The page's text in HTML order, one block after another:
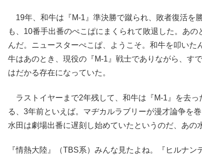
19年、和牛は『M-1』準決勝で蹴られ、敗者復活を
も、10番手出番のぺこぱにまくられて敗退した。あの
んだ。ニュースターぺこぱ、ようこそ。和牛を叩いた
牛はあのとき、現役の『M-1』戦士でありながら、す
はだかる存在になっていた。
ラストイヤーまで2年残して、和牛は『M-1』を去っ
る、3年前といえば。マヂカルラブリーが漫才論争を
水田は劇場出番に遅刻し始めていたというのだ、あの
『情熱大陸』（TBS系）みんな見たよね。『ヒルナ